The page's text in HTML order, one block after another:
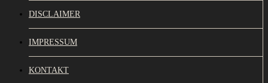
DISCLAIMER
IMPRESSUM
KONTAKT